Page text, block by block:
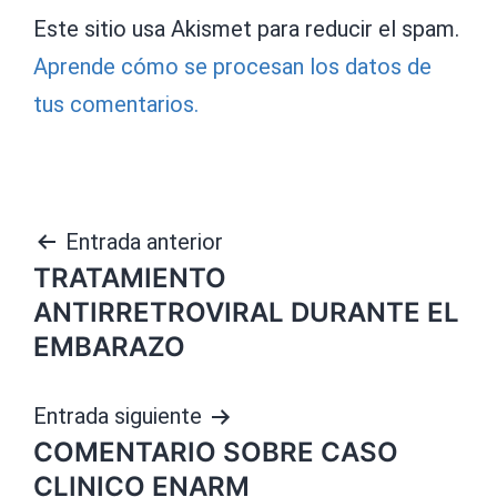
Este sitio usa Akismet para reducir el spam.
Aprende cómo se procesan los datos de
tus comentarios.
Navegación
de
entradas
Entrada anterior
TRATAMIENTO
ANTIRRETROVIRAL DURANTE EL
EMBARAZO
Entrada siguiente
COMENTARIO SOBRE CASO
CLINICO ENARM